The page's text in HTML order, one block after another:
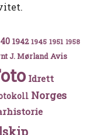
1942 1945 1951 1958
J. Mørland Avis
Idrett
Norges